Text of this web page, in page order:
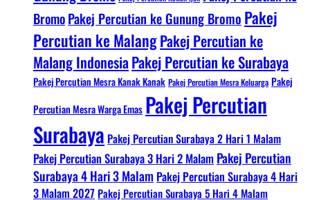
BromoPakej Percutian ke Gunung Bromo Pakej
Percutian ke MalangPakej Percutian ke
Malang IndonesiaPakej Percutian ke Surabaya
Pakej Percutian Mesra Kanak Kanak Pakej Percutian Mesra Keluarga Pakej
Percutian Mesra Warga Emas Pakej Percutian
Surabaya Pakej Percutian Surabaya 2 Hari 1 Malam
Pakej Percutian Surabaya 3 Hari 2 Malam Pakej Percutian
Surabaya 4 Hari 3 Malam Pakej Percutian Surabaya 4 Hari
3 Malam 2027 Pakej Percutian Surabaya 5 Hari 4 Malam